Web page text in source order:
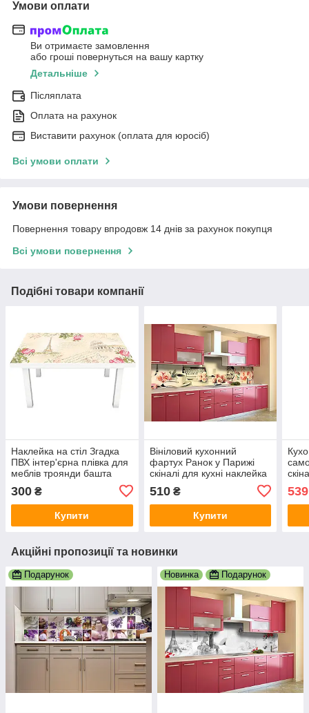
Умови оплати
Ви отримаєте замовлення
або гроші повернуться на вашу картку
Детальніше
Післяплата
Оплата на рахунок
Виставити рахунок (оплата для юросіб)
Всі умови оплати
Умови повернення
Повернення товару впродовж 14 днів за рахунок покупця
Всі умови повернення
Подібні товари компанії
Наклейка на стіл Згадка
ПВХ інтер'єрна плівка для
меблів троянди башта
колізей Бежевий 600х1200
мм
300 ₴
Купити
Вініловий кухонний
фартух Ранок у Парижі
скіналі для кухні наклейка
ПВХ троянди вінтаж ретро
кави Рожевий 600х2000
мм
510₴
Купити
Акційні пропозиції та новинки
Подарунок Новинка Подарунок